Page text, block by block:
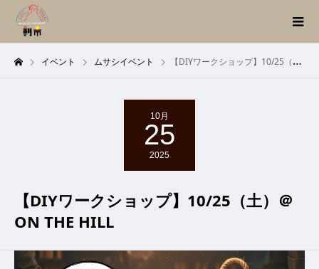
イベント ムサシイベント 【DIYワークショップ】10/25（土）＠ON THE HILL
10月
25
2025
【DIYワークショップ】10/25（土）＠
ON THE HILL